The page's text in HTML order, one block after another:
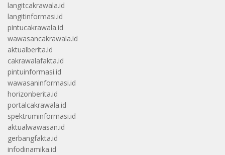
langitcakrawala.id
langitinformasi.id
pintucakrawala.id
wawasancakrawala.id
aktualberita.id
cakrawalafakta.id
pintuinformasi.id
wawasaninformasi.id
horizonberita.id
portalcakrawala.id
spektruminformasi.id
aktualwawasan.id
gerbangfakta.id
infodinamika.id